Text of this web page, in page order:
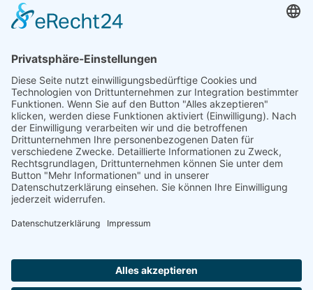
CRM Intelligence
Matthias Matzen
Nordweg 17 A
24367 Osterby
mm@crm-intelligence.com